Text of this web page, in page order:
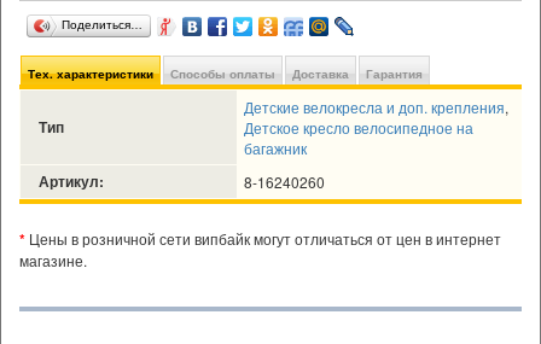
Поделиться…
Тех. характеристики Способы оплаты Доставка Гарантия
Тип
Детские велокресла и доп. крепления,
Детское кресло велосипедное на
багажник
Артикул: 8-16240260
* Цены в розничной сети випбайк могут отличаться от цен в интернет
магазине.